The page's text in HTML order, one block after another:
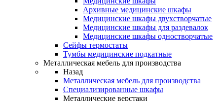
Архивные медицинские шкафы
Медицинские шкафы двухстворчатые
Медицинские шкафы для раздевалок
Медицинские шкафы одностворчатые
Сейфы термостаты
Тумбы медицинские подкатные
Металлическая мебель для производства
Назад
Металлическая мебель для производства
Cпециализированные шкафы
Металлические верстаки